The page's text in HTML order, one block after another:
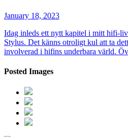
January 18, 2023
Idag inleds ett nytt kapitel i mitt hifi-
Stylus. Det känns otroligt kul att ta
involverad i hifins underbara värld.
Posted Images